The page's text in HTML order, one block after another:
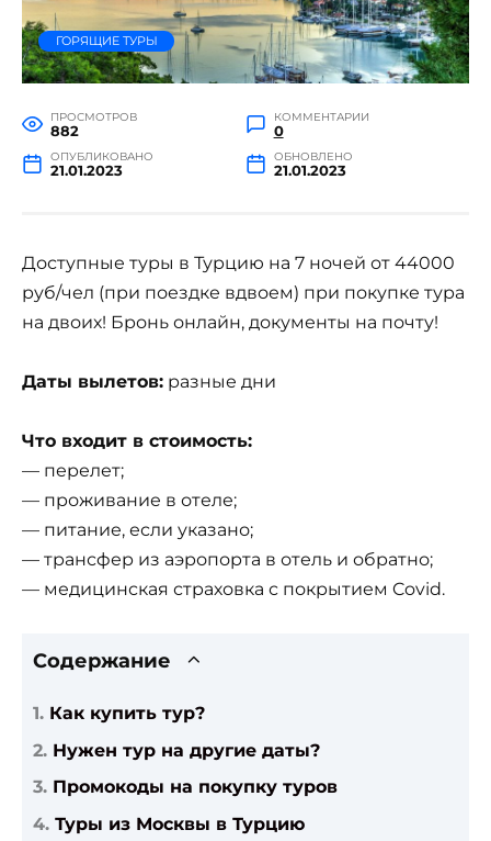
ГОРЯЩИЕ ТУРЫ
ПРОСМОТРОВ
882
КОММЕНТАРИИ
0
ОПУБЛИКОВАНО
21.01.2023
ОБНОВЛЕНО
21.01.2023
Доступные туры в Турцию на 7 ночей от 44000
руб/чел (при поездке вдвоем) при покупке тура
на двоих! Бронь онлайн, документы на почту!
Даты вылетов: разные дни
Что входит в стоимость:
— перелет;
— проживание в отеле;
— питание, если указано;
— трансфер из аэропорта в отель и обратно;
— медицинская страховка с покрытием Covid.
Содержание
Как купить тур?
Нужен тур на другие даты?
Промокоды на покупку туров
Туры из Москвы в Турцию